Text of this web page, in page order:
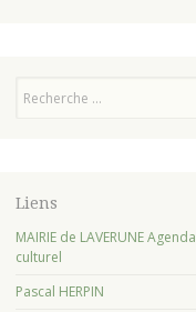
Liens
MAIRIE de LAVERUNE Agenda
culturel
Pascal HERPIN